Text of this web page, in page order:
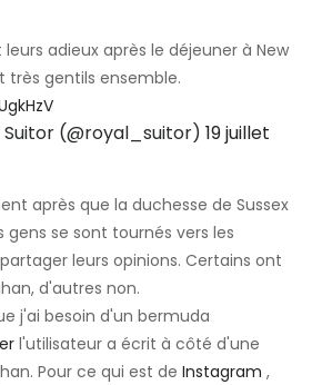
adieux après le déjeuner à New
très gentils ensemble.
Suitor (@royal_suitor) 19 juillet
après que la duchesse de Sussex
gens se sont tournés vers les
leurs opinions. Certains ont
d'autres non.
j'ai besoin d'un bermuda
l'utilisateur a écrit à côté d'une
Pour ce qui est de Instagram ,